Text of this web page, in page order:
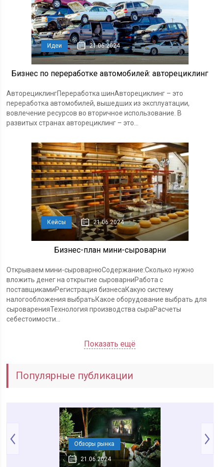
Идеи 21.06.2024
Бизнес по переработке автомобилей: авторециклинг
АвторециклингПереработка шинАвторециклинг – это
переработка автомобилей, вышедших из эксплуатации,
вовлечение ресурсов во вторичное использование. В
развитых странах авторециклинг – это...
Кейсы 21.06.2024
Бизнес-план мини-сыроварни
Открываем мини-сыроварнюСодержание:Сколько нужно
вложить денег на открытие сыроварниРабота с
поставщикамиРегистрация бизнесаКакую систему
налогообложения выбратьКакое оборудование выбрать для
сыроваренияТехнология производства сыраРасчеты
себестоимости...
Показать ещё
Популярные публикации
Обзоры рынка
21.06.2024
Обзоры рынка